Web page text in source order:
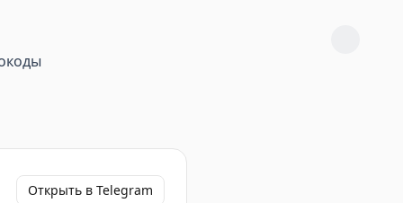
Открыть в Telegram